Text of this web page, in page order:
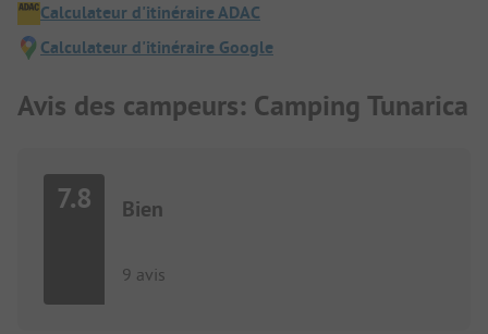
Calculateur d'itinéraire ADAC
Calculateur d'itinéraire Google
Avis des campeurs: Camping Tunarica
7.8 Bien
9 avis